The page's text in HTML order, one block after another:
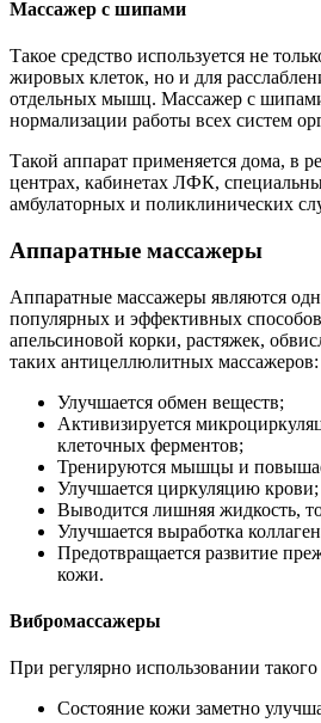
Массажер с шипами
Такое средство используется не
жировых клеток, но и для
отдельных мышц. Массажер с шипами
нормализации работы всех систем
Такой аппарат применяется дома, в
центрах, кабинетах ЛФК,
амбулаторных и поликлинических
Аппаратные массажеры
Аппаратные массажеры являются
популярных и эффективных
апельсиновой корки, растяжек,
таких антицеллюлитных массажеров:
Улучшается обмен веществ;
Активизируется
клеточных ферментов;
Тренируются мышцы и
Улучшается циркуляцию крови;
Выводится лишняя жидкость,
Улучшается выработка
Предотвращается развитие
кожи.
Вибромассажеры
При регулярно использовании такого
Состояние кожи заметно